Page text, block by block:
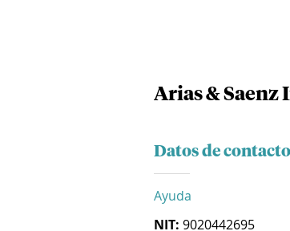
Arias & Saenz
Datos de
Ayuda
NIT: 9020442695